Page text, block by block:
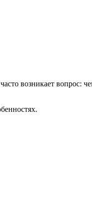
возникает вопрос: